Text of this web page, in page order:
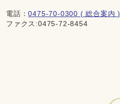
電話：0475-70-0300 ( 総合案内 )
ファクス:0475-72-8454